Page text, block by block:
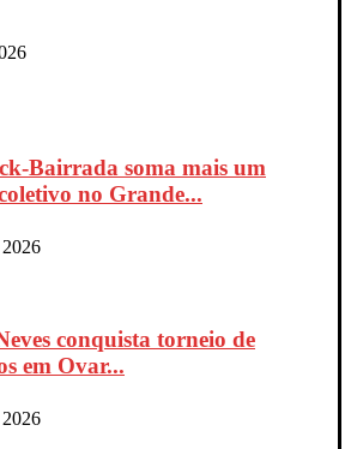
Bairrada soma mais um
no Grande...
conquista torneio de
em Ovar...